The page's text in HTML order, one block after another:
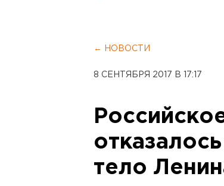
← НОВОСТИ
8 СЕНТЯБРЯ 2017 В 17:17
тело